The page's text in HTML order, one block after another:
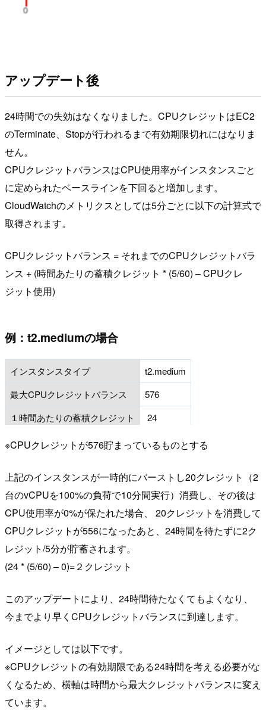
アップデート後
24時間での失効はなくなりました。CPUクレジットはEC2
のTerminate、Stopが行われるまで有効期限切れにはなりま
せん。
CPUクレジットバランスはCPU使用率がインスタンスごと
に定められたベースラインを下回ると増加します。
CloudWatchのメトリクスとしては5分ごとに以下の計算式で
取得されます。
CPUクレジットバランス = それまでのCPUクレジットバラ
ンス + (時間あたりの蓄積クレジット * (5/60) – CPUクレ
ジット使用)
例：t2.mediumの場合
インスタンスタイプ
t2.medium
最大CPUクレジットバランス
576
１時間あたりの蓄積クレジット
24
※CPUクレジットが576貯まっているものとする
上記のインスタンスが一時的にバーストし20クレジット（2
台のvCPUを100%の負荷で10分間実行）消費し、その後は
CPU使用率が0%が保たれた場合、 20クレジットを消費して
CPUクレジットが556になったあと、24時間を待たずに2ク
レジット/5分が貯蓄されます。
(24 * (5/60) – 0)=２クレジット
このアップデートにより、24時間待たなくてもよくなり、
今までより早くCPUクレジットバランスに到達します。
イメージとしては以下です。
※CPUクレジットの有効期限である24時間を考える必要がな
くなるため、横軸は時間から最大クレジットバランスに変え
ています。